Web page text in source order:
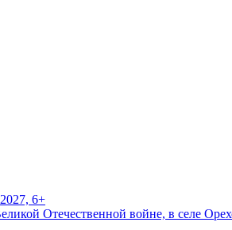
6+
Отечественной войне, в селе